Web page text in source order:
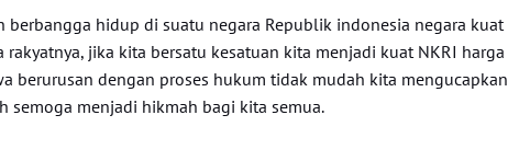
berbangga hidup di suatu negara Republik indonesia negara kuat
rakyatnya, jika kita bersatu kesatuan kita menjadi kuat NKRI harga
berurusan dengan proses hukum tidak mudah kita mengucapkan
semoga menjadi hikmah bagi kita semua.